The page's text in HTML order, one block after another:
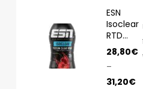
ESN
Isoclear
RTD
8x500ml
28,80€
–
31,20€